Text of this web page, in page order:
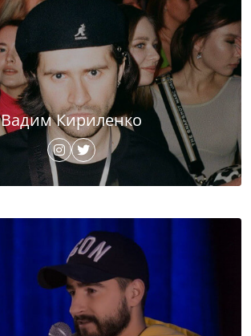
Вадим Кириленко